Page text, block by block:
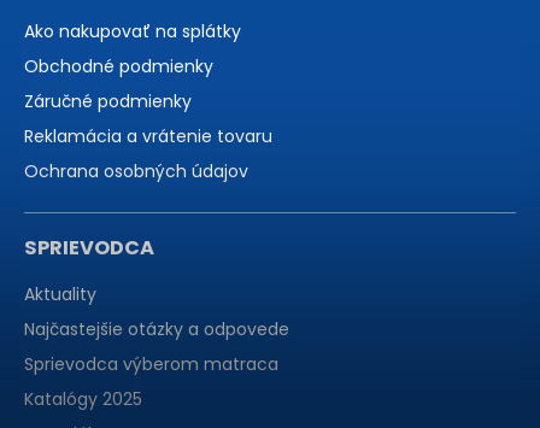
Ako nakupovať na splátky
Obchodné podmienky
Záručné podmienky
Reklamácia a vrátenie tovaru
Ochrana osobných údajov
SPRIEVODCA
Aktuality
Najčastejšie otázky a odpovede
Sprievodca výberom matraca
Katalógy 2025